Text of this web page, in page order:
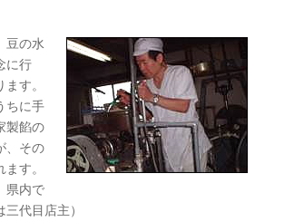
豆の水
に行
す。
ちに手
製餡の
、その
す。
県内で
代目店主）